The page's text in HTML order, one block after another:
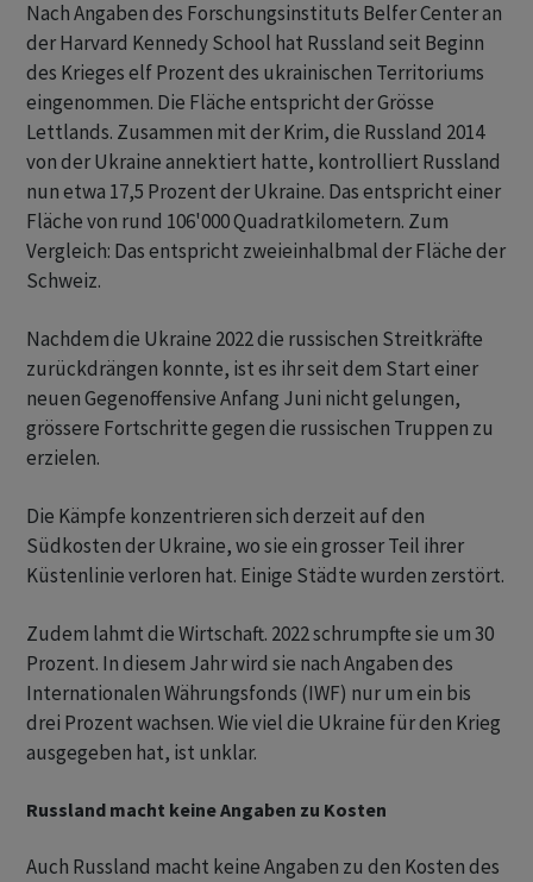
Nach Angaben des Forschungsinstituts Belfer Center an
der Harvard Kennedy School hat Russland seit Beginn
des Krieges elf Prozent des ukrainischen Territoriums
eingenommen. Die Fläche entspricht der Grösse
Lettlands. Zusammen mit der Krim, die Russland 2014
von der Ukraine annektiert hatte, kontrolliert Russland
nun etwa 17,5 Prozent der Ukraine. Das entspricht einer
Fläche von rund 106'000 Quadratkilometern. Zum
Vergleich: Das entspricht zweieinhalbmal der Fläche der
Schweiz.
Nachdem die Ukraine 2022 die russischen Streitkräfte
zurückdrängen konnte, ist es ihr seit dem Start einer
neuen Gegenoffensive Anfang Juni nicht gelungen,
grössere Fortschritte gegen die russischen Truppen zu
erzielen.
Die Kämpfe konzentrieren sich derzeit auf den
Südkosten der Ukraine, wo sie ein grosser Teil ihrer
Küstenlinie verloren hat. Einige Städte wurden zerstört.
Zudem lahmt die Wirtschaft. 2022 schrumpfte sie um 30
Prozent. In diesem Jahr wird sie nach Angaben des
Internationalen Währungsfonds (IWF) nur um ein bis
drei Prozent wachsen. Wie viel die Ukraine für den Krieg
ausgegeben hat, ist unklar.
Russland macht keine Angaben zu Kosten
Auch Russland macht keine Angaben zu den Kosten des